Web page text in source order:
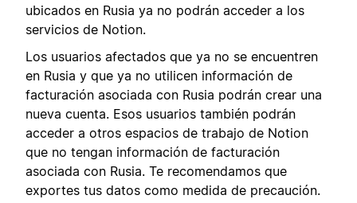
ubicados en Rusia ya no podrán acceder a los
servicios de Notion.
Los usuarios afectados que ya no se encuentren
en Rusia y que ya no utilicen información de
facturación asociada con Rusia podrán crear una
nueva cuenta. Esos usuarios también podrán
acceder a otros espacios de trabajo de Notion
que no tengan información de facturación
asociada con Rusia. Te recomendamos que
exportes tus datos como medida de precaución.